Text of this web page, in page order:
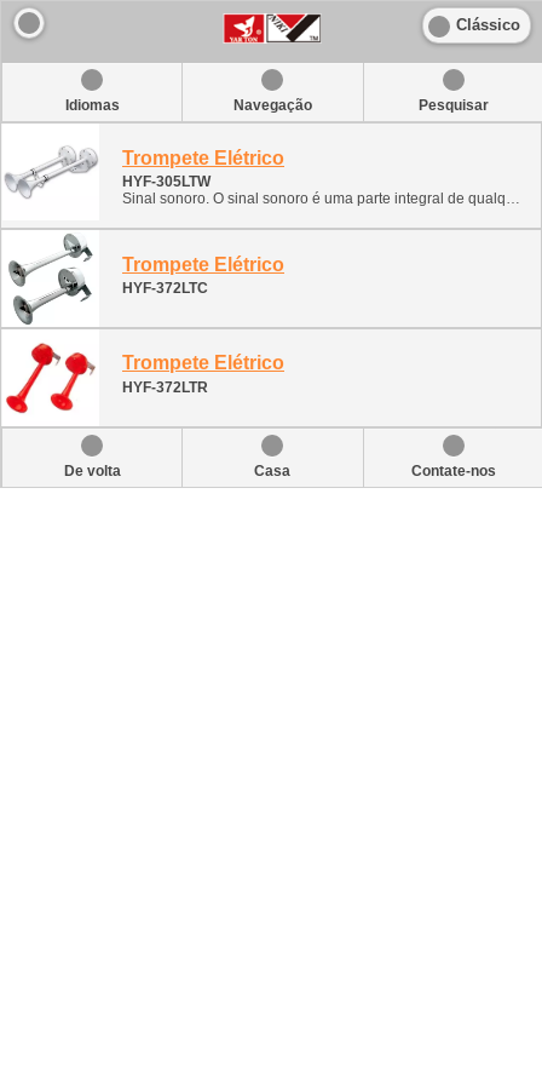
Clássico
Idiomas Navegação Pesquisar
Trompete Elétrico
HYF-305LTW
Sinal sonoro. O sinal sonoro é uma parte integral de qualquer veículo. Forneça sinais para prevenir uma emergência. Esta classificação contém vários tipos de sinais sonoros. Pode ser instalado e utilizado em navios, barcos, ATVs, motos de neve e lanchas. 1. Sinal eletrônico (caracol, forjamento monofônico, forjamento bicolor) 2. Sinal de ar (pneumático com compressor)
Trompete Elétrico
HYF-372LTC
Trompete Elétrico
HYF-372LTR
De volta Casa Contate-nos